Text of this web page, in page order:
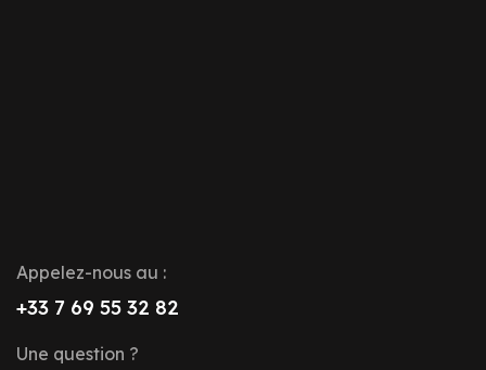
Appelez-nous au :
+33 7 69 55 32 82
Une question ?